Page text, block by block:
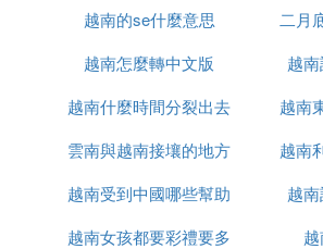
越南的se什麼意思
二月
越南怎麼轉中文版
越
越南什麼時間分裂出去
的
越南
雲南與越南接壤的地方
有哪些
越南
越南受到中國哪些幫助
越
越南女孩都要彩禮要多